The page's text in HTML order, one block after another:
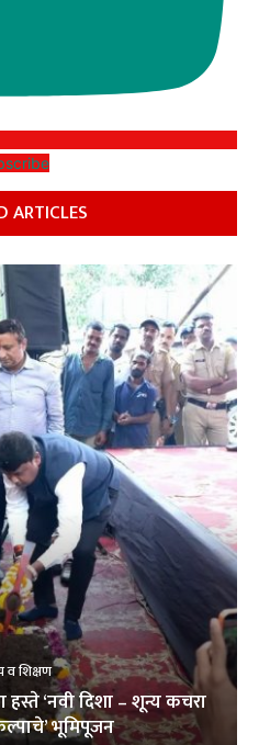
ARTICLES
व शिक्षण
‘नवी दिशा – शून्य कचरा
भूमिपूजन